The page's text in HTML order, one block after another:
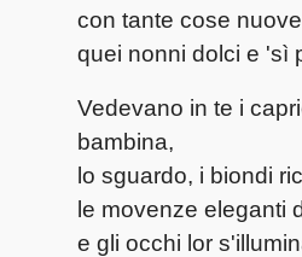
con tante cose
quei nonni dolci e 'sì
Vedevano in te i
bambina,
lo sguardo, i biondi
le movenze eleganti
e gli occhi lor